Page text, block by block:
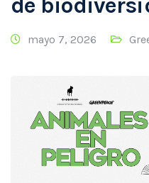
de
mayo 7, 2026